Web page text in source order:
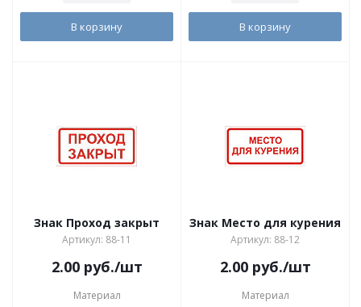
В корзину В корзину
Знак Проход закрыт
Артикул: 88-11
2.00руб./шт
Материал
Знак Место для курения
Артикул: 88-12
2.00руб./шт
Материал